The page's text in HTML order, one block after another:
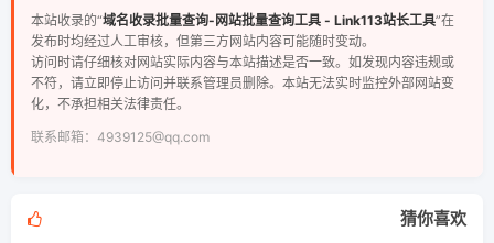
本站收录的“域名收录批量查询-网站批量查询工具 - Link113站长工具”在
发布时均经过人工审核，但第三方网站内容可能随时变动。
访问时请仔细核对网站实际内容与本站描述是否一致。如发现内容违规或
不符，请立即停止访问并联系管理员删除。本站无法实时监控外部网站变
化，不承担相关法律责任。
联系邮箱：4939125@qq.com
猜你喜欢